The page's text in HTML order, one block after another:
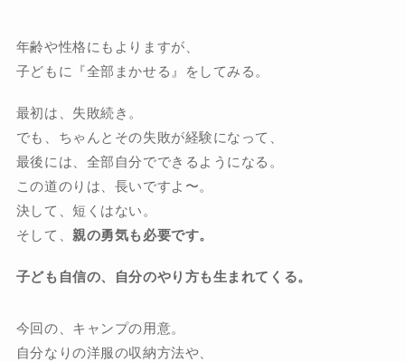
年齢や性格にもよりますが、
子どもに『全部まかせる』をしてみる。
最初は、失敗続き。
でも、ちゃんとその失敗が経験になって、
最後には、全部自分でできるようになる。
この道のりは、長いですよ〜。
決して、短くはない。
そして、親の勇気も必要です。
子ども自信の、自分のやり方も生まれてくる。
今回の、キャンプの用意。
自分なりの洋服の収納方法や、